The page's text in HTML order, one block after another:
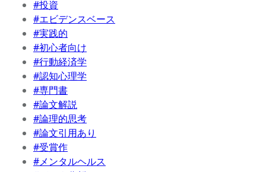
#投資
#エビデンスベース
#実践的
#初心者向け
#行動経済学
#認知心理学
#専門書
#論文解説
#論理的思考
#論文引用あり
#受賞作
#メンタルヘルス